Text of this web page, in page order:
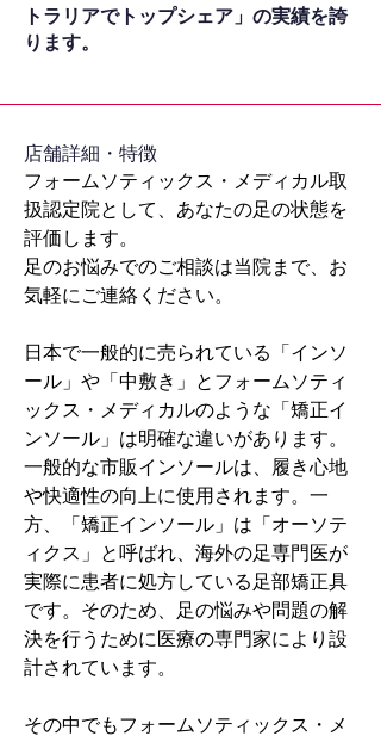
トラリアでトップシェア」の実績を誇
ります。
​店舗詳細・特徴
フォームソティックス・メディカル取
扱認定院として、あなたの足の状態を
評価します。
足のお悩みでのご相談は当院まで、お
気軽にご連絡ください。
日本で一般的に売られている「インソ
ール」や「中敷き」とフォームソティ
ックス・メディカルのような「矯正イ
ンソール」は明確な違いがあります。
一般的な市販インソールは、履き心地
や快適性の向上に使用されます。一
方、「矯正インソール」は「オーソテ
ィクス」と呼ばれ、海外の足専門医が
実際に患者に処方している足部矯正具
です。そのため、足の悩みや問題の解
決を行うために医療の専門家により設
計されています。
その中でもフォームソティックス・メ